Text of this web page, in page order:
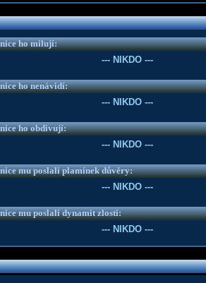
ho milují:
--- NIKDO ---
ho nenávidí:
--- NIKDO ---
ho obdivují:
--- NIKDO ---
mu poslali plamínek důvěry:
--- NIKDO ---
mu poslali dynamit zlosti:
--- NIKDO ---